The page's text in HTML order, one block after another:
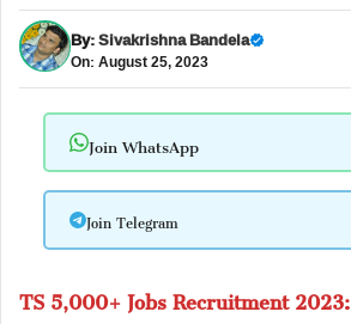
By:Sivakrishna Bandela
On: August 25, 2023
Join WhatsApp
Join Telegram
TS 5,000+ Jobs Recruitment 2023: